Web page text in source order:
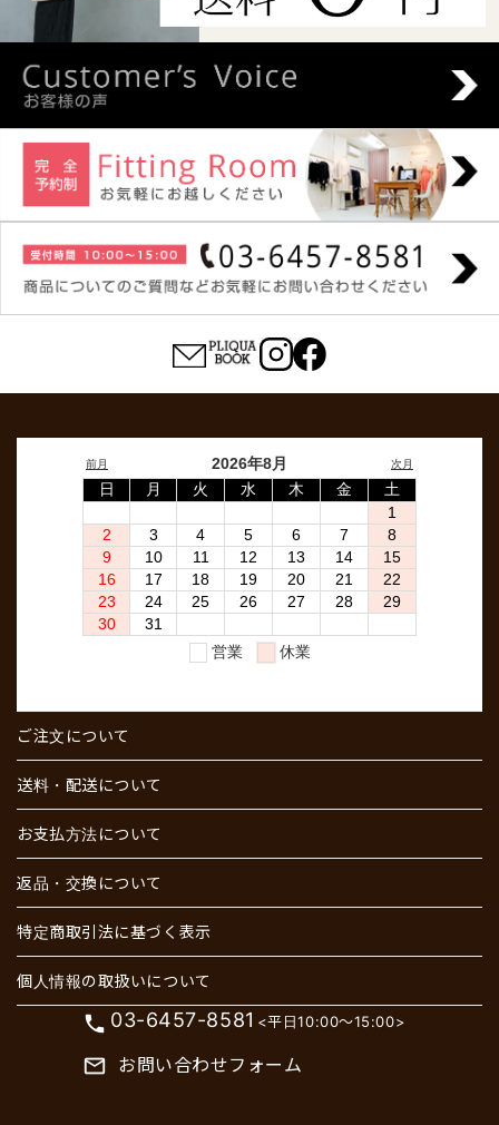
ご注文について
送料・配送について
お支払方法について
返品・交換について
特定商取引法に基づく表示
個人情報の取扱いについて
phone 03-6457-8581 <平日10:00～15:00>
mail_outline お問い合わせフォーム